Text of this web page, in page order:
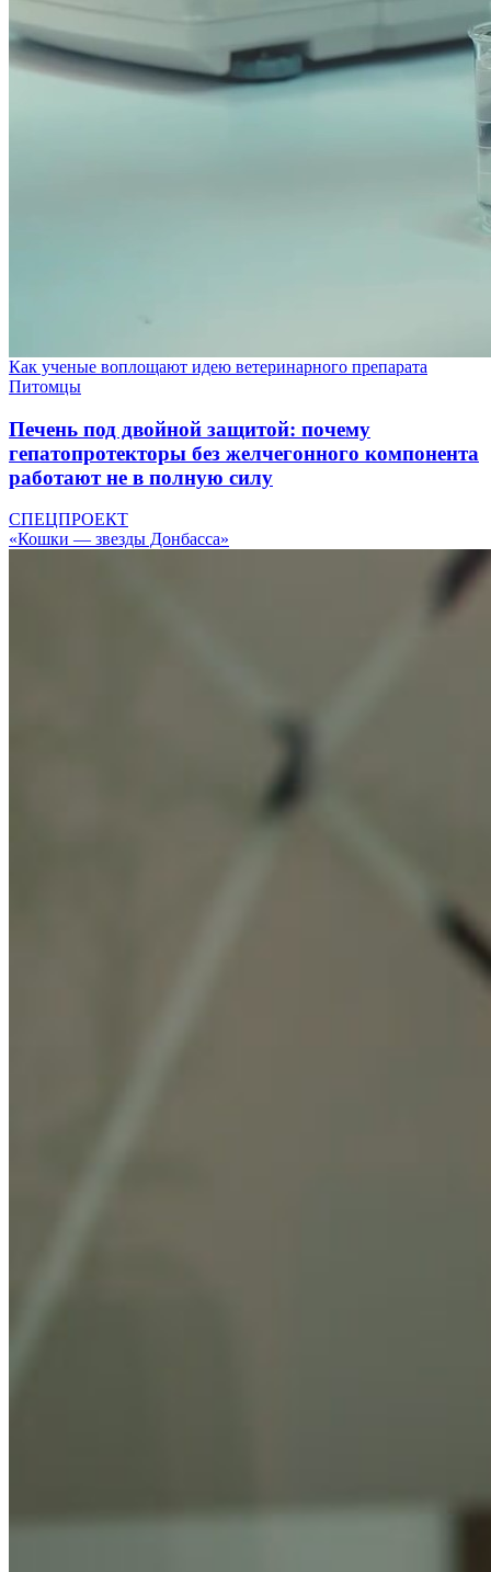
Как ученые воплощают идею ветеринарного препарата
Питомцы
Печень под двойной защитой: почему
гепатопротекторы без желчегонного компонента
работают не в полную силу
СПЕЦПРОЕКТ
«Кошки — звезды Донбасса»